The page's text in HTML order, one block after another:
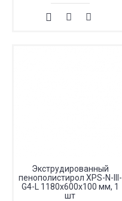
Экструдированный
пенополистирол XPS-N-III-
G4-L 1180х600х100 мм, 1
шт